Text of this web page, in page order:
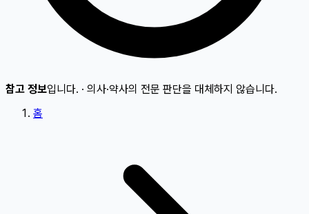
참고 정보입니다. · 의사·약사의 전문 판단을 대체하지 않습니다.
홈